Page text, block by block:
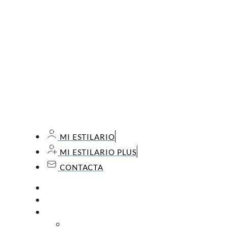
MI ESTILARIO
MI ESTILARIO PLUS
CONTACTA